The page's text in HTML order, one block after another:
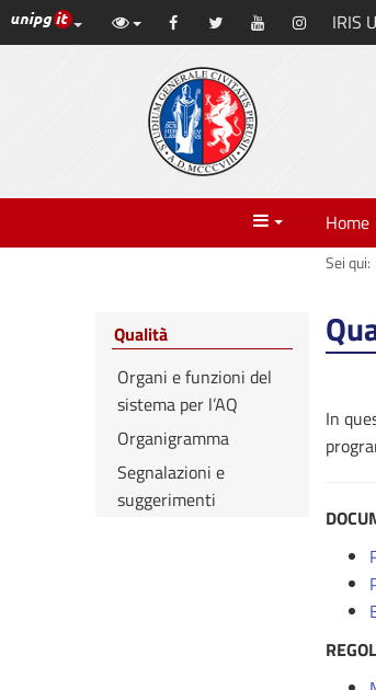
Vai
al
Link ai principali servizi web di Ateneo
Facebook Twitter YouTube Instagram
IRIS
Menu Home
Sei qui:
In
Qualità
Organi e funzioni del
sistema per l’AQ
Organigramma
Segnalazioni e
suggerimenti